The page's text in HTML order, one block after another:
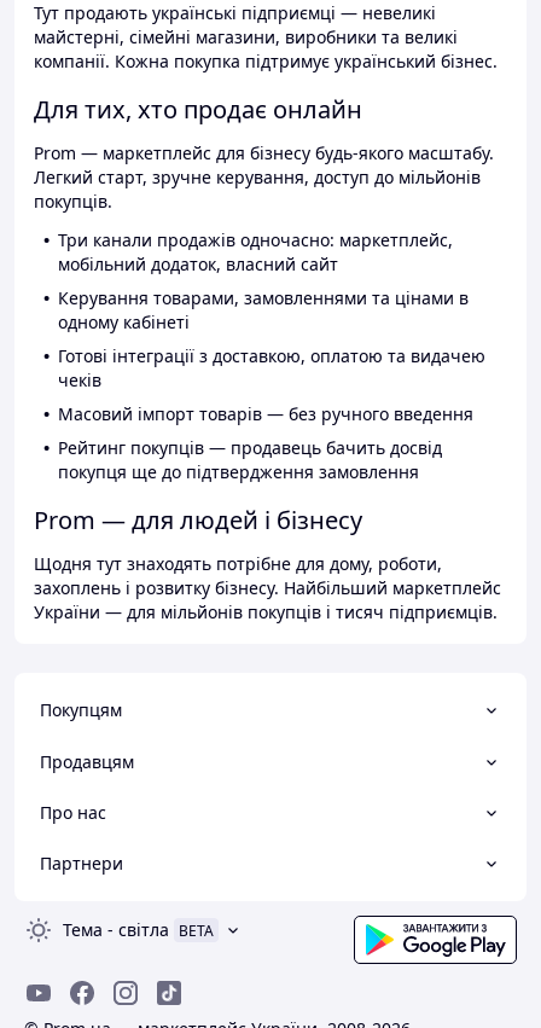
Тут продають українські підприємці — невеликі
майстерні, сімейні магазини, виробники та великі
компанії. Кожна покупка підтримує український бізнес.
Для тих, хто продає онлайн
Prom — маркетплейс для бізнесу будь-якого масштабу.
Легкий старт, зручне керування, доступ до мільйонів
покупців.
Три канали продажів одночасно: маркетплейс,
мобільний додаток, власний сайт
Керування товарами, замовленнями та цінами в
одному кабінеті
Готові інтеграції з доставкою, оплатою та видачею
чеків
Масовий імпорт товарів — без ручного введення
Рейтинг покупців — продавець бачить досвід
покупця ще до підтвердження замовлення
Prom — для людей і бізнесу
Щодня тут знаходять потрібне для дому, роботи,
захоплень і розвитку бізнесу. Найбільший маркетплейс
України — для мільйонів покупців і тисяч підприємців.
Покупцям
Продавцям
Про нас
Партнери
Тема - світла BETA